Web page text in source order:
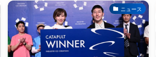
ニュース